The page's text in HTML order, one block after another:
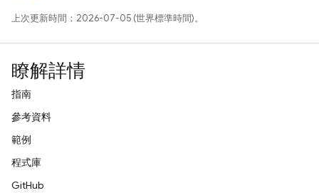
上次更新時間：2026-07-05 (世界標準時間)。
瞭解詳情
指南
參考資料
範例
程式庫
GitHub